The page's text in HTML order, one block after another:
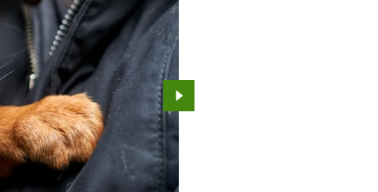
Przejdź do kolejnego zdjęcia.